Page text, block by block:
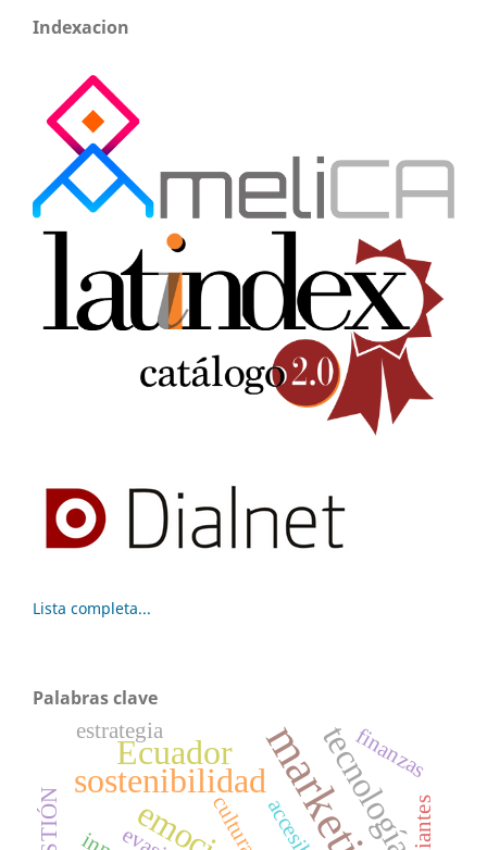
Indexacion
Lista completa...
Palabras clave
sostenibilidad tecnología
Ecuador
cultura
estrategia finanzas